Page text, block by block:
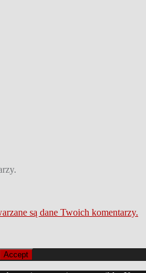
są dane Twoich komentarzy.
Accept